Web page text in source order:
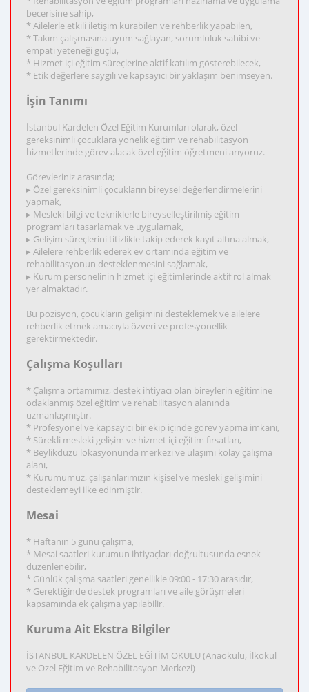
becerisine sahip,
* Ailelerle etkili iletişim kurabilen ve rehberlik yapabilen,
* Takım çalışmasına uyum sağlayan, sorumluluk sahibi ve
empati yeteneği güçlü,
* Hizmet içi eğitim süreçlerine aktif katılım gösterebilecek,
* Etik değerlere saygılı ve kapsayıcı bir yaklaşım benimseyen.
İşin Tanımı
İstanbul Kardelen Özel Eğitim Kurumları olarak, özel
gereksinimli çocuklara yönelik eğitim ve rehabilitasyon
hizmetlerinde görev alacak özel eğitim öğretmeni arıyoruz.
Görevleriniz arasında;
▸ Özel gereksinimli çocukların bireysel değerlendirmelerini
yapmak,
▸ Mesleki bilgi ve tekniklerle bireyselleştirilmiş eğitim
programları tasarlamak ve uygulamak,
▸ Gelişim süreçlerini titizlikle takip ederek kayıt altına almak,
▸ Ailelere rehberlik ederek ev ortamında eğitim ve
rehabilitasyonun desteklenmesini sağlamak,
▸ Kurum personelinin hizmet içi eğitimlerinde aktif rol almak
yer almaktadır.
Bu pozisyon, çocukların gelişimini desteklemek ve ailelere
rehberlik etmek amacıyla özveri ve profesyonellik
gerektirmektedir.
Çalışma Koşulları
* Çalışma ortamımız, destek ihtiyacı olan bireylerin eğitimine
odaklanmış özel eğitim ve rehabilitasyon alanında
uzmanlaşmıştır.
* Profesyonel ve kapsayıcı bir ekip içinde görev yapma imkanı,
* Sürekli mesleki gelişim ve hizmet içi eğitim fırsatları,
* Beylikdüzü lokasyonunda merkezi ve ulaşımı kolay çalışma
alanı,
* Kurumumuz, çalışanlarımızın kişisel ve mesleki gelişimini
desteklemeyi ilke edinmiştir.
Mesai
* Haftanın 5 günü çalışma,
* Mesai saatleri kurumun ihtiyaçları doğrultusunda esnek
düzenlenebilir,
* Günlük çalışma saatleri genellikle 09:00 - 17:30 arasıdır,
* Gerektiğinde destek programları ve aile görüşmeleri
kapsamında ek çalışma yapılabilir.
Kuruma Ait Ekstra Bilgiler
İSTANBUL KARDELEN ÖZEL EĞİTİM OKULU (Anaokulu, İlkokul
ve Özel Eğitim ve Rehabilitasyon Merkezi)